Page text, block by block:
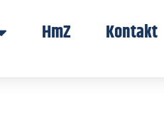
HmZ Kontakt